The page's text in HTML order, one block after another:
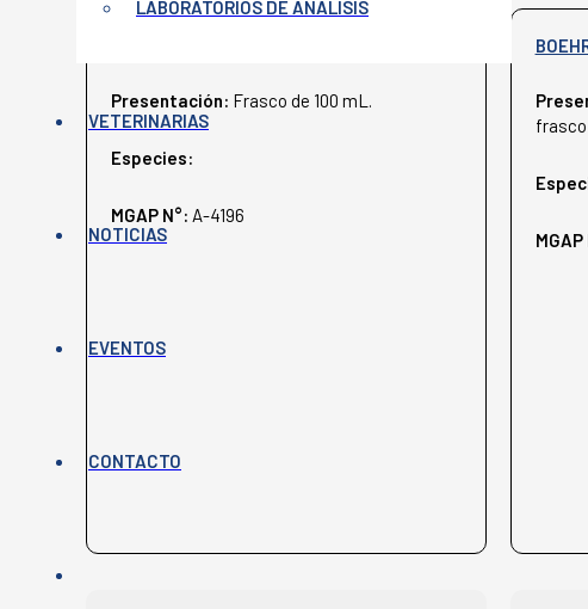
LABORATORIOS DE ANÁLISIS
VETERINARIAS
NOTICIAS
EVENTOS
CONTACTO
Presentación: Frasco de 100 mL.
Especies:
MGAP N°: A-4196
frasco
MGAP